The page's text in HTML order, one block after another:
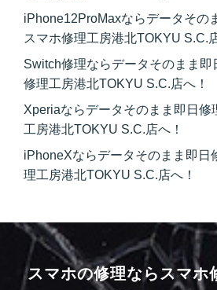
iPhone12ProMaxならデータその
スマホ修理工房港北TOKYU S.C.
Switch修理ならデータそのまま即
修理工房港北TOKYU S.C.店へ！
Xperiaならデータそのまま即日修
工房港北TOKYU S.C.店へ！
iPhoneXならデータそのまま即日
理工房港北TOKYU S.C.店へ！
スマホの修理ならスマホ